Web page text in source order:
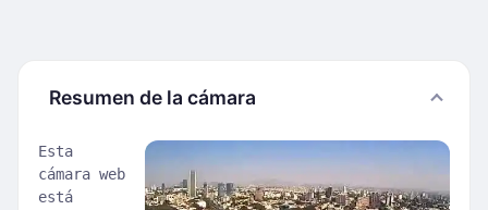
Resumen de la cámara
Esta
cámara web
está